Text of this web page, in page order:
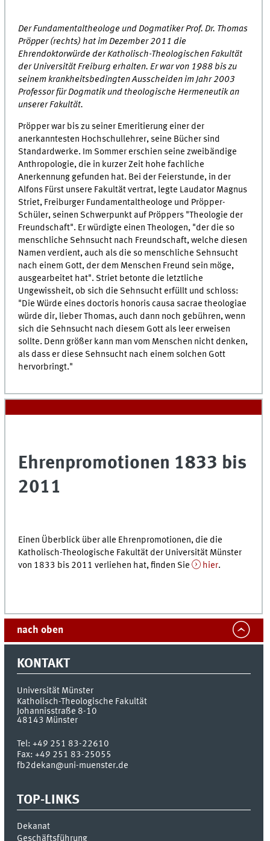
Der Fundamentaltheologe und Dogmatiker Prof. Dr. Thomas
Pröpper (rechts) hat im Dezember 2011 die
Ehrendoktorwürde der Katholisch-Theologischen Fakultät
der Universität Freiburg erhalten. Er war von 1988 bis zu
seinem krankheitsbedingten Ausscheiden im Jahr 2003
Professor für Dogmatik und theologische Hermeneutik an
unserer Fakultät.
Pröpper war bis zu seiner Emeritierung einer der
anerkanntesten Hochschullehrer, seine Bücher sind
Standardwerke. Im Sommer erschien seine zweibändige
Anthropologie, die in kurzer Zeit hohe fachliche
Anerkennung gefunden hat. Bei der Feierstunde, in der
Alfons Fürst unsere Fakultät vertrat, legte Laudator Magnus
Striet, Freiburger Fundamentaltheologe und Pröpper-
Schüler, seinen Schwerpunkt auf Pröppers "Theologie der
Freundschaft". Er würdigte einen Theologen, "der die so
menschliche Sehnsucht nach Freundschaft, welche diesen
Namen verdient, auch als die so menschliche Sehnsucht
nach einem Gott, der dem Menschen Freund sein möge,
ausgearbeitet hat". Striet betonte die letztliche
Ungewissheit, ob sich die Sehnsucht erfüllt und schloss:
"Die Würde eines doctoris honoris causa sacrae theologiae
würde dir, lieber Thomas, auch dann noch gebühren, wenn
sich die Sehnsucht nach diesem Gott als leer erweisen
sollte. Denn größer kann man vom Menschen nicht denken,
als dass er diese Sehnsucht nach einem solchen Gott
hervorbringt."
Ehrenpromotionen 1833 bis
2011
Einen Überblick über alle Ehrenpromotionen, die die
Katholisch-Theologische Fakultät der Universität Münster
von 1833 bis 2011 verliehen hat, finden Sie
hier.
nach oben
KONTAKT
Universität Münster
Katholisch-Theologische Fakultät
Johannisstraße 8-10
48143 Münster
Tel:+49 251 83-22610
Fax:+49 251 83-25055
fb2dekan@uni-muenster.de
TOP-LINKS
Dekanat
Geschäftsführung